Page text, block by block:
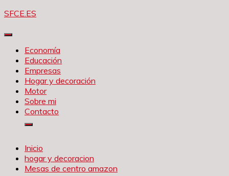
Saltar
contenido
SFCE.ES
Economía
Educación
Empresas
Hogar y decoración
Motor
Sobre mi
Contacto
Inicio
hogar y decoracion
Mesas de centro amazon